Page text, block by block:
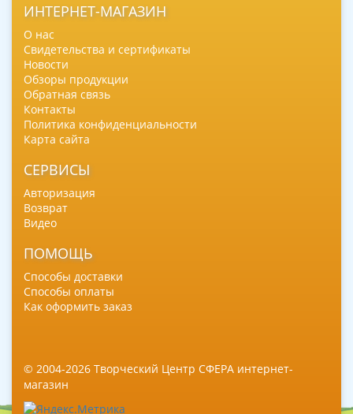
ИНТЕРНЕТ-МАГАЗИН
О нас
Свидетельства и сертификаты
Новости
Обзоры продукции
Обратная связь
Контакты
Политика конфиденциальности
Карта сайта
СЕРВИСЫ
Авторизация
Возврат
Видео
ПОМОЩЬ
Способы доставки
Способы оплаты
Как оформить заказ
© 2004-2026 Творческий Центр СФЕРА интернет-
магазин